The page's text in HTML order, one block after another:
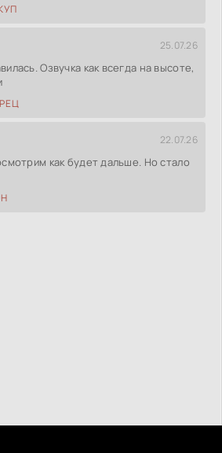
25.07.26
Озвучка как всегда на высоте,
22.07.26
как будет дальше. Но стало